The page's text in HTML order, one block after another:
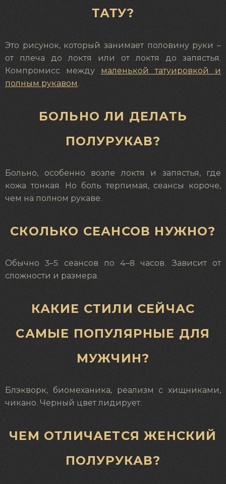
ТАТУ?
Это рисунок, который занимает половину руки –
от плеча до локтя или от локтя до запястья.
Компромисс междумаленькой татуировкой и
полным рукавом .
БОЛЬНО ЛИ ДЕЛАТЬ
ПОЛУРУКАВ?
Больно, особенно возле локтя и запястья, где
кожа тонкая. Но боль терпимая, сеансы короче,
чем на полном рукаве.
СКОЛЬКО СЕАНСОВ НУЖНО?
Обычно 3–5 сеансов по 4–8 часов. Зависит от
сложности и размера.
КАКИЕ СТИЛИ СЕЙЧАС
САМЫЕ ПОПУЛЯРНЫЕ ДЛЯ
МУЖЧИН?
Блэкворк, биомеханика, реализм с хищниками,
чикано. Черный цвет лидирует.
ЧЕМ ОТЛИЧАЕТСЯ ЖЕНСКИЙ
ПОЛУРУКАВ?